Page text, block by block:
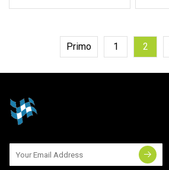
Primo 1 2